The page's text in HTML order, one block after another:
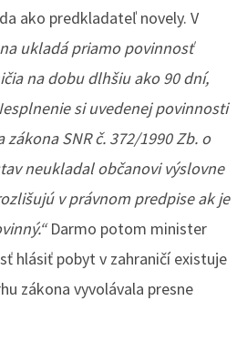
ako predkladateľ novely. V
ukladá priamo povinnosť
na dobu dlhšiu ako 90 dní,
si uvedenej povinnosti
SNR č. 372/1990 Zb. o
neukladal občanovi výslovne
v právnom predpise ak je
Darmo potom minister
hlásiť pobyt v zahraničí existuje
zákona vyvolávala presne